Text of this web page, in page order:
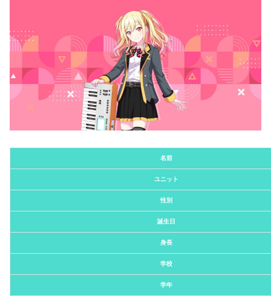
名前
ユニット
性別
誕生日
身長
学校
学年